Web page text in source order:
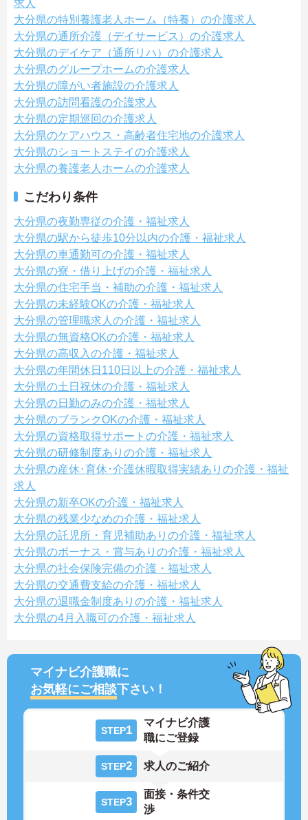
求人
大分県の特別養護老人ホーム（特養）の介護求人
大分県の通所介護（デイサービス）の介護求人
大分県のデイケア（通所リハ）の介護求人
大分県のグループホームの介護求人
大分県の障がい者施設の介護求人
大分県の訪問看護の介護求人
大分県の定期巡回の介護求人
大分県のケアハウス・高齢者住宅地の介護求人
大分県のショートステイの介護求人
大分県の養護老人ホームの介護求人
こだわり条件
大分県の夜勤専従の介護・福祉求人
大分県の駅から徒歩10分以内の介護・福祉求人
大分県の車通勤可の介護・福祉求人
大分県の寮・借り上げの介護・福祉求人
大分県の住宅手当・補助の介護・福祉求人
大分県の未経験OKの介護・福祉求人
大分県の管理職求人の介護・福祉求人
大分県の無資格OKの介護・福祉求人
大分県の高収入の介護・福祉求人
大分県の年間休日110日以上の介護・福祉求人
大分県の土日祝休の介護・福祉求人
大分県の日勤のみの介護・福祉求人
大分県のブランクOKの介護・福祉求人
大分県の資格取得サポートの介護・福祉求人
大分県の研修制度ありの介護・福祉求人
大分県の産休･育休･介護休暇取得実績ありの介護・福祉
求人
大分県の新卒OKの介護・福祉求人
大分県の残業少なめの介護・福祉求人
大分県の託児所・育児補助ありの介護・福祉求人
大分県のボーナス・賞与ありの介護・福祉求人
大分県の社会保険完備の介護・福祉求人
大分県の交通費支給の介護・福祉求人
大分県の退職金制度ありの介護・福祉求人
大分県の4月入職可の介護・福祉求人
マイナビ介護職に
お気軽にご相談下さい！
STEP1
マイナビ介護
職にご登録
STEP2 求人のご紹介
STEP3
面接・条件交
渉